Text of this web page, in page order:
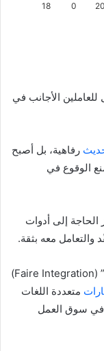
0
18
الأجانب في
رفاهية، بل أصبح
الوقوع في
الحاجة إلى أدوات
والتعامل معه بثقة.
وفي هذا السياق، تأتي مبادرة “الاندماج العادل” (Faire Integration)
متعددة اللغات
في سوق العمل